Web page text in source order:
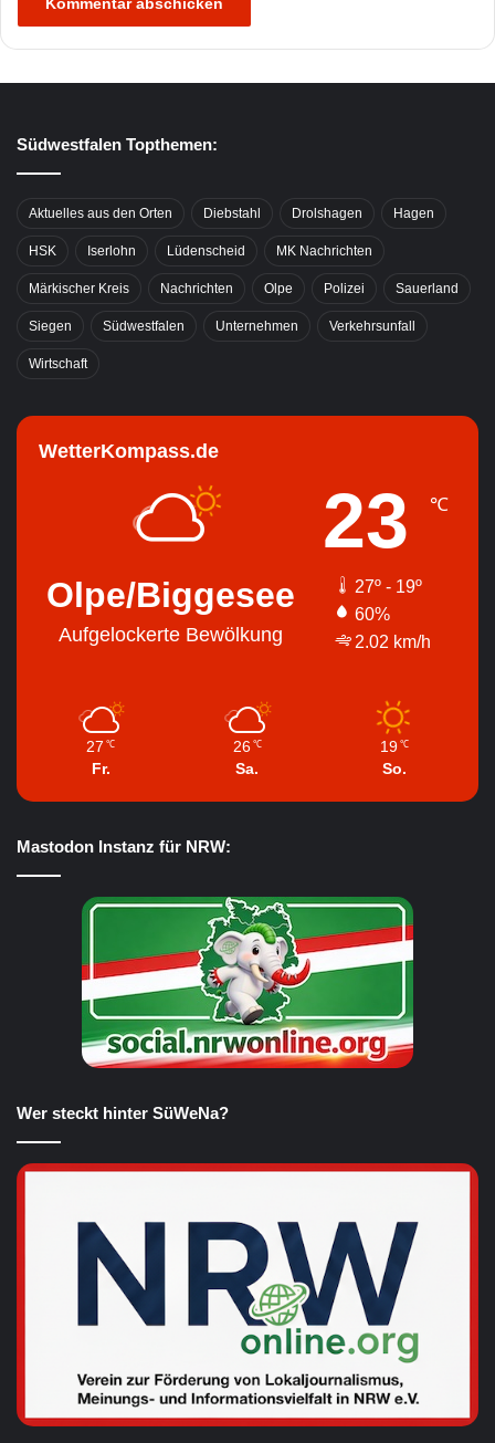
Südwestfalen Topthemen:
Aktuelles aus den Orten Diebstahl Drolshagen Hagen
HSK Iserlohn Lüdenscheid MK Nachrichten
Märkischer Kreis Nachrichten Olpe Polizei Sauerland
Siegen Südwestfalen Unternehmen Verkehrsunfall
Wirtschaft
WetterKompass.de
Olpe/Biggesee
Aufgelockerte Bewölkung
23 ℃
27º - 19º
60%
2.02 km/h
27 ℃
Fr.
26 ℃
Sa.
19 ℃
So.
Mastodon Instanz für NRW:
Wer steckt hinter SüWeNa?